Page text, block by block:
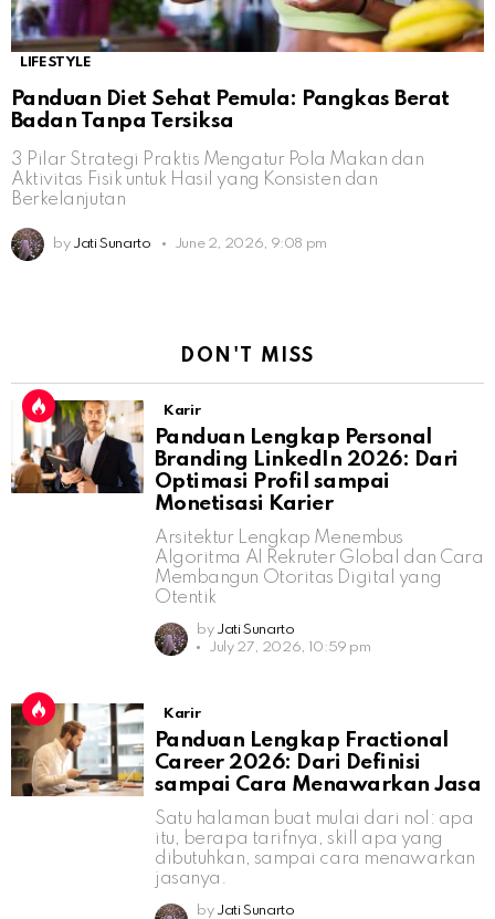
LIFESTYLE
Panduan Diet Sehat Pemula: Pangkas Berat
Badan Tanpa Tersiksa
3 Pilar Strategi Praktis Mengatur Pola Makan dan
Aktivitas Fisik untuk Hasil yang Konsisten dan
Berkelanjutan
by Jati Sunarto June 2, 2026, 9:08 pm
DON'T MISS
Karir
Panduan Lengkap Personal
Branding LinkedIn 2026: Dari
Optimasi Profil sampai
Monetisasi Karier
Arsitektur Lengkap Menembus
Algoritma AI Rekruter Global dan Cara
Membangun Otoritas Digital yang
Otentik
by Jati Sunarto
July 27, 2026, 10:59 pm
Karir
Panduan Lengkap Fractional
Career 2026: Dari Definisi
sampai Cara Menawarkan Jasa
Satu halaman buat mulai dari nol: apa
itu, berapa tarifnya, skill apa yang
dibutuhkan, sampai cara menawarkan
jasanya.
by Jati Sunarto